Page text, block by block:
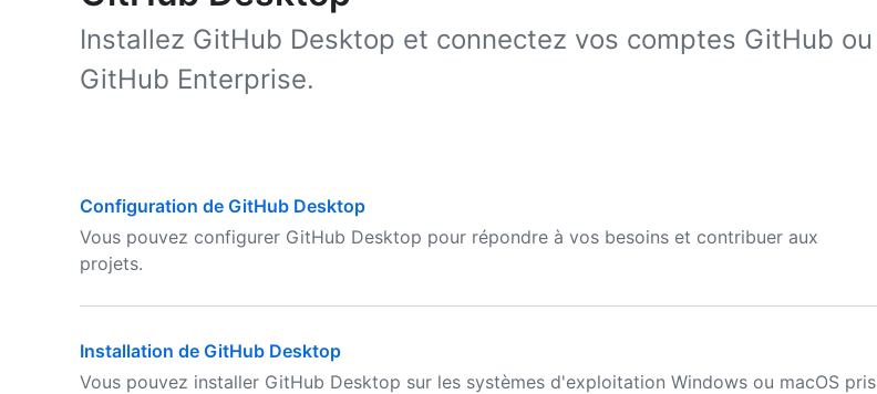
Installez GitHub Desktop et connectez vos comptes GitHub ou
GitHub Enterprise.
Configuration de GitHub Desktop
Vous pouvez configurer GitHub Desktop pour répondre à vos besoins et contribuer aux
projets.
Installation de GitHub Desktop
Vous pouvez installer GitHub Desktop sur les systèmes d'exploitation Windows ou macOS pris